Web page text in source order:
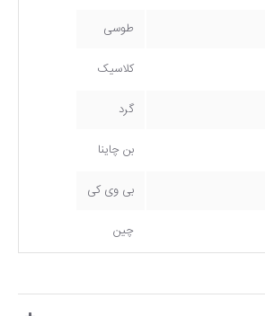
طوسی
کلاسیک
گرد
بن چاینا
بی وی کی
چین